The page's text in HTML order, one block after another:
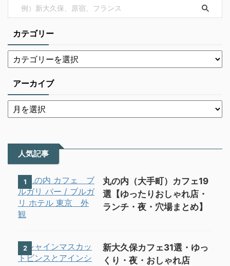
カテゴリー
アーカイブ
人気記事
1
丸の内（大手町）カフェ19
選【ゆったりおしゃれ店・
ランチ・夜・穴場まとめ】
2
新大久保カフェ31選・ゆっ
くり・夜・おしゃれ店